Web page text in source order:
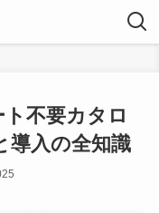
不要カタロ
導入の全知識